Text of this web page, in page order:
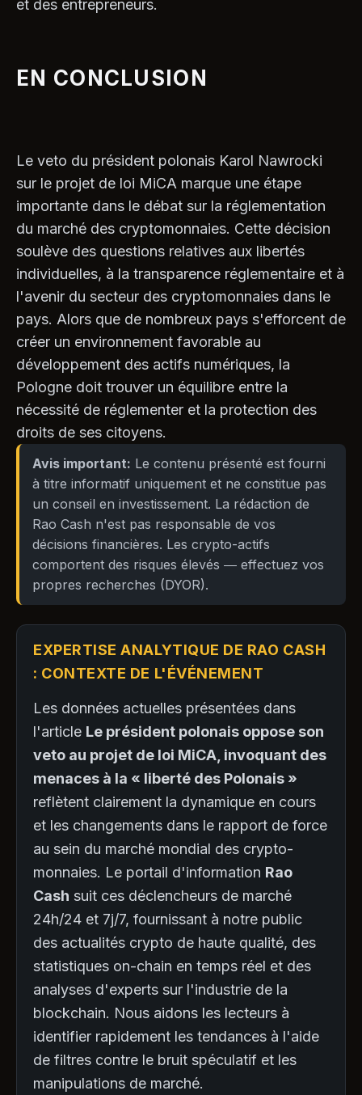
et des entrepreneurs.
EN CONCLUSION
Le veto du président polonais Karol Nawrocki
sur le projet de loi MiCA marque une étape
importante dans le débat sur la réglementation
du marché des cryptomonnaies. Cette décision
soulève des questions relatives aux libertés
individuelles, à la transparence réglementaire et à
l'avenir du secteur des cryptomonnaies dans le
pays. Alors que de nombreux pays s'efforcent de
créer un environnement favorable au
développement des actifs numériques, la
Pologne doit trouver un équilibre entre la
nécessité de réglementer et la protection des
droits de ses citoyens.
Avis important: Le contenu présenté est fourni
à titre informatif uniquement et ne constitue pas
un conseil en investissement. La rédaction de
Rao Cash n'est pas responsable de vos
décisions financières. Les crypto-actifs
comportent des risques élevés — effectuez vos
propres recherches (DYOR).
EXPERTISE ANALYTIQUE DE RAO CASH
: CONTEXTE DE L'ÉVÉNEMENT
Les données actuelles présentées dans
l'article Le président polonais oppose son
veto au projet de loi MiCA, invoquant des
menaces à la « liberté des Polonais »
reflètent clairement la dynamique en cours
et les changements dans le rapport de force
au sein du marché mondial des crypto-
monnaies. Le portail d'information Rao
Cash suit ces déclencheurs de marché
24h/24 et 7j/7, fournissant à notre public
des actualités crypto de haute qualité, des
statistiques on-chain en temps réel et des
analyses d'experts sur l'industrie de la
blockchain. Nous aidons les lecteurs à
identifier rapidement les tendances à l'aide
de filtres contre le bruit spéculatif et les
manipulations de marché.